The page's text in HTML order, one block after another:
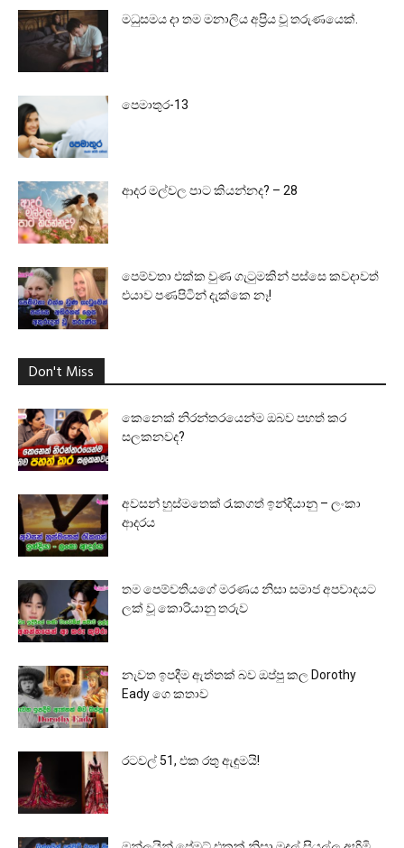
මධුසමය දා තම මනාලිය අප්‍රිය වූ තරුණයෙක්.
පෙමාතුර-13
ආදර මල්වල පාට කියන්නද? – 28
පෙම්වතා එක්ක වුණ ගැටුමකින් පස්සෙ කවදාවත්
එයාව පණපිටින් දැක්කෙ නෑ!
Don't Miss
කෙනෙක් නිරන්තරයෙන්ම ඔබව පහත් කර
සලකනවද?
අවසන් හුස්මතෙක් රැකගත් ඉන්දියානු – ලංකා
ආදරය
තම පෙම්වතියගේ මරණය නිසා සමාජ අපවාදයට
ලක් වූ කොරියානු තරුව
නැවත ඉපදීම ඇත්තක් බව ඔප්පු කල Dorothy
Eady ගෙ කතාව
රටවල් 51, එක රතු ඇඳුමයි!